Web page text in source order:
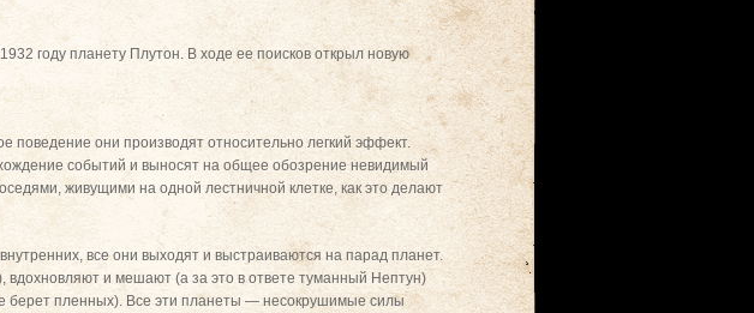
году планету Плутон. В ходе ее поисков открыл новую
они производят относительно легкий эффект.
событий и выносят на общее обозрение невидимый
живущими на одной лестничной клетке, как это делают
все они выходят и выстраиваются на парад планет.
и мешают (а за это в ответе туманный Нептун)
берет пленных). Все эти планеты — несокрушимые силы